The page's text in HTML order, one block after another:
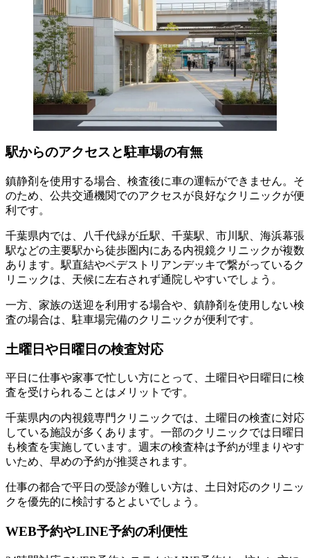
駅からのアクセスと駐車場の有無
鎮静剤を使用する場合、検査後に車の運転ができません。そ
のため、公共交通機関でのアクセスが良好なクリニックが便
利です。
千葉県内では、八千代緑が丘駅、千葉駅、市川駅、海浜幕張
駅などの主要駅から徒歩圏内にある内視鏡クリニックが複数
あります。駅直結やペデストリアンデッキで繋がっているク
リニックは、天候に左右されず通院しやすいでしょう。
一方、家族の送迎を利用する場合や、鎮静剤を使用しない検
査の場合は、駐車場完備のクリニックが便利です。
土曜日や日曜日の検査対応
平日に仕事や家事で忙しい方にとって、土曜日や日曜日に検
査を受けられることはメリットです。
千葉県内の内視鏡専門クリニックでは、土曜日の検査に対応
している施設が多くあります。一部のクリニックでは日曜日
も検査を実施しています。週末の検査枠は予約が埋まりやす
いため、早めの予約が推奨されます。
仕事の都合で平日の受診が難しい方は、土日対応のクリニッ
クを優先的に検討するとよいでしょう。
WEB予約やLINE予約の利便性